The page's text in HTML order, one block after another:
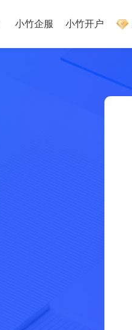
小竹企服 小竹开户